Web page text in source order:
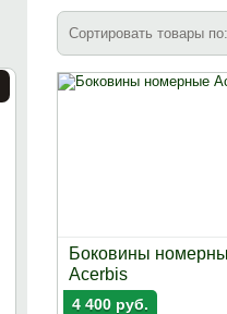
Сортировать товары
Боковины
Acerbis
4 400 руб.